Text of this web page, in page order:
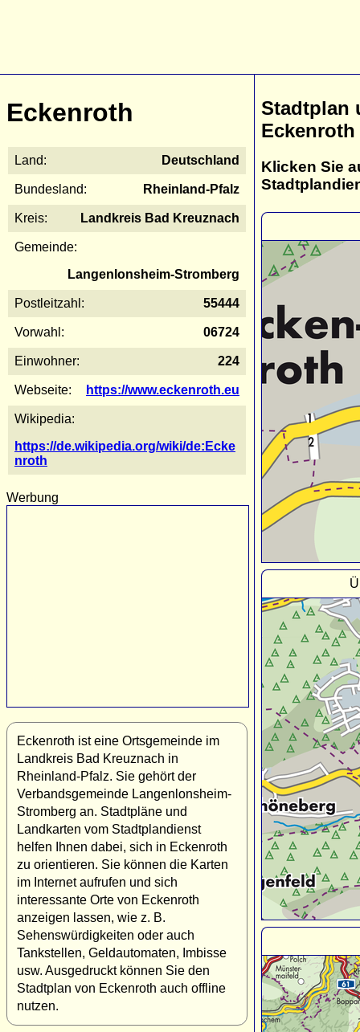
Eckenroth
Land: Deutschland
Bundesland: Rheinland-Pfalz
Kreis: Landkreis Bad Kreuznach
Gemeinde:
Langenlonsheim-Stromberg
Postleitzahl: 55444
Vorwahl: 06724
Einwohner: 224
Webseite: https://www.eckenroth.eu
Wikipedia:
https://de.wikipedia.org/wiki/de:Ecke
nroth
Werbung
Eckenroth ist eine Ortsgemeinde im
Landkreis Bad Kreuznach in
Rheinland-Pfalz. Sie gehört der
Verbandsgemeinde Langenlonsheim-
Stromberg an. Stadtpläne und
Landkarten vom Stadtplandienst
helfen Ihnen dabei, sich in Eckenroth
zu orientieren. Sie können die Karten
im Internet aufrufen und sich
interessante Orte von Eckenroth
anzeigen lassen, wie z. B.
Sehenswürdigkeiten oder auch
Tankstellen, Geldautomaten, Imbisse
usw. Ausgedruckt können Sie den
Stadtplan von Eckenroth auch offline
nutzen.
Stadtplan
Eckenroth
Klicken Sie